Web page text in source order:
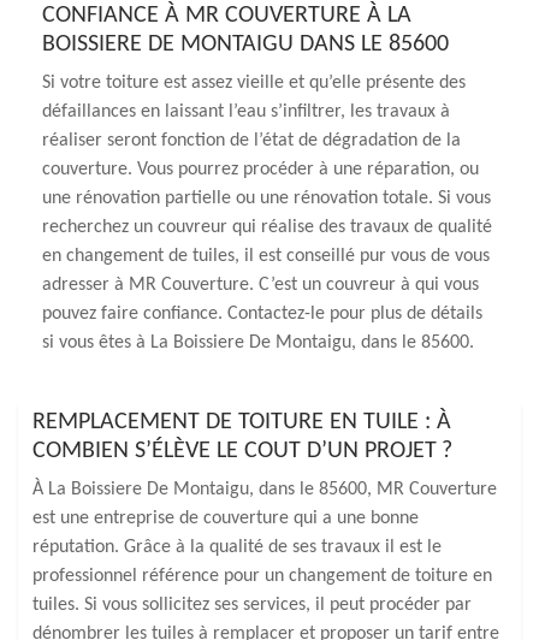
CONFIANCE À MR COUVERTURE À LA
BOISSIERE DE MONTAIGU DANS LE 85600
Si votre toiture est assez vieille et qu’elle présente des
défaillances en laissant l’eau s’infiltrer, les travaux à
réaliser seront fonction de l’état de dégradation de la
couverture. Vous pourrez procéder à une réparation, ou
une rénovation partielle ou une rénovation totale. Si vous
recherchez un couvreur qui réalise des travaux de qualité
en changement de tuiles, il est conseillé pur vous de vous
adresser à MR Couverture. C’est un couvreur à qui vous
pouvez faire confiance. Contactez-le pour plus de détails
si vous êtes à La Boissiere De Montaigu, dans le 85600.
REMPLACEMENT DE TOITURE EN TUILE : À
COMBIEN S’ÉLÈVE LE COUT D’UN PROJET ?
À La Boissiere De Montaigu, dans le 85600, MR Couverture
est une entreprise de couverture qui a une bonne
réputation. Grâce à la qualité de ses travaux il est le
professionnel référence pour un changement de toiture en
tuiles. Si vous sollicitez ses services, il peut procéder par
dénombrer les tuiles à remplacer et proposer un tarif entre